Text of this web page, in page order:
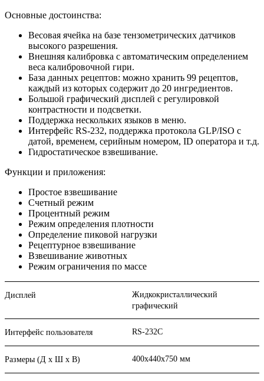
Основные достоинства:
Весовая ячейка на базе тензометрических датчиков
высокого разрешения.
Внешняя калибровка с автоматическим определением
веса калибровочной гири.
База данных рецептов: можно хранить 99 рецептов,
каждый из которых содержит до 20 ингредиентов.
Большой графический дисплей с регулировкой
контрастности и подсветки.
Поддержка нескольких языков в меню.
Интерфейс RS-232, поддержка протокола GLP/ISO с
датой, временем, серийным номером, ID оператора и т.д.
Гидростатическое взвешивание.
Функции и приложения:
Простое взвешивание
Счетный режим
Процентный режим
Режим определения плотности
Определение пиковой нагрузки
Рецептурное взвешивание
Взвешивание животных
Режим ограничения по массе
Дисплей
Жидкокристаллический
графический
Интерфейс пользователя RS-232C
Размеры (Д х Ш х В) 400x440x750 мм